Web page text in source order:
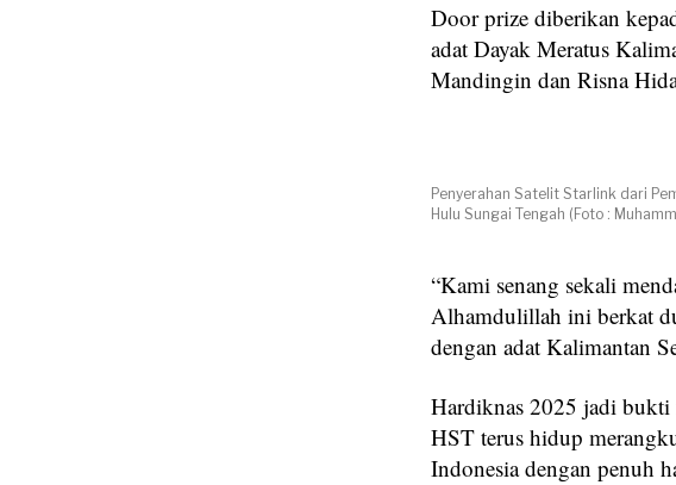
Door prize diberikan
adat Dayak Meratus
Mandingin dan Risna
Penyerahan Satelit Starlink dari
Hulu Sungai Tengah (Foto :
“Kami senang sekali
Alhamdulillah ini berkat
dengan adat Kalimantan
Hardiknas 2025 jadi bukti
HST terus hidup
Indonesia dengan penuh